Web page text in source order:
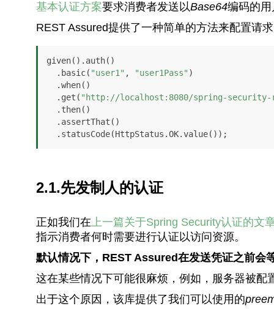
基本认证方案要求消费者发送以Base64编码的
REST Assured提供了一种简单的方法来配置请
given().auth()
  .basic(
"user1" , "user1Pass" )
  .get(
"http://localhost:8080/spring-
  .statusCode(HttpStatus.OK.value());
2.1.先发制人的认证
正如我们在 上一篇关于Spring Security认证的文
指示消费者何时需要进行认证以访问资源。
默认情况下，REST Assured在发送凭证之前会
这在某些情况下可能很麻烦，例如，服务器被配
出于这个原因，该库提供了我们可以使用的